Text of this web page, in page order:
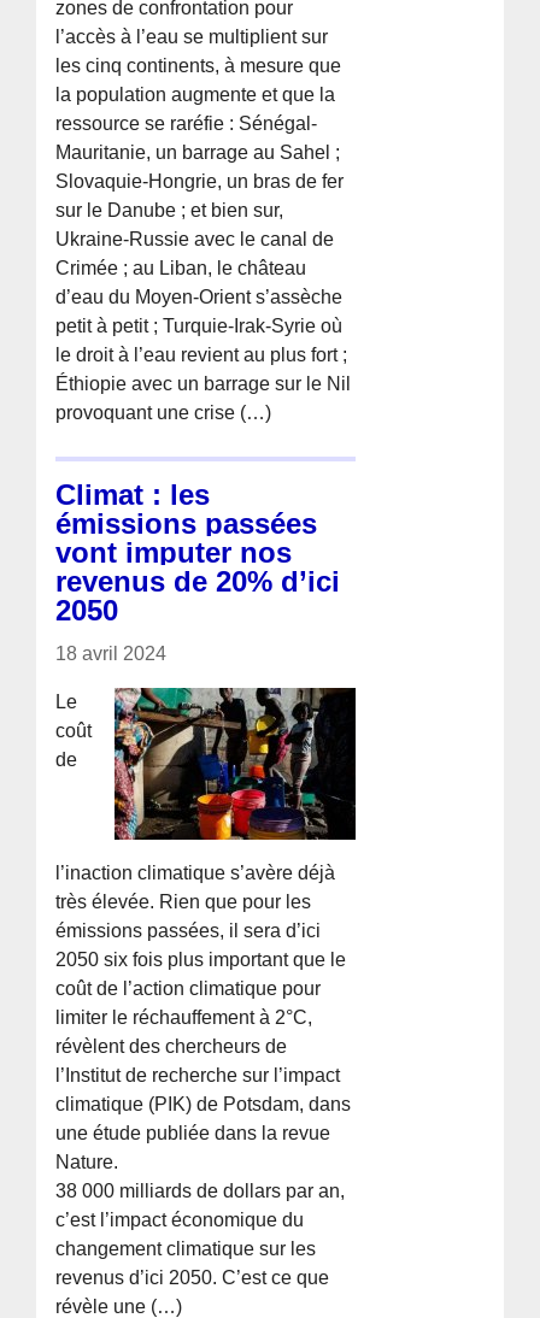
zones de confrontation pour
l’accès à l’eau se multiplient sur
les cinq continents, à mesure que
la population augmente et que la
ressource se raréfie : Sénégal-
Mauritanie, un barrage au Sahel ;
Slovaquie-Hongrie, un bras de fer
sur le Danube ; et bien sur,
Ukraine-Russie avec le canal de
Crimée ; au Liban, le château
d’eau du Moyen-Orient s’assèche
petit à petit ; Turquie-Irak-Syrie où
le droit à l’eau revient au plus fort ;
Éthiopie avec un barrage sur le Nil
provoquant une crise (…)
Climat : les
émissions passées
vont imputer nos
revenus de 20% d’ici
2050
18 avril 2024
Le
coût
de
l’inaction climatique s’avère déjà
très élevée. Rien que pour les
émissions passées, il sera d’ici
2050 six fois plus important que le
coût de l’action climatique pour
limiter le réchauffement à 2°C,
révèlent des chercheurs de
l’Institut de recherche sur l’impact
climatique (PIK) de Potsdam, dans
une étude publiée dans la revue
Nature.
38 000 milliards de dollars par an,
c’est l’impact économique du
changement climatique sur les
revenus d’ici 2050. C’est ce que
révèle une (…)